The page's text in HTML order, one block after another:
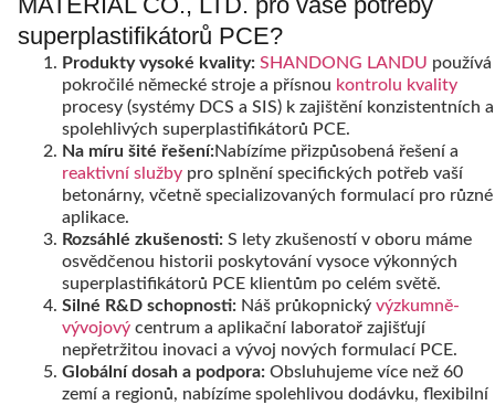
superplastifikátorů PCE?
Produkty vysoké kvality: SHANDONG LANDU používá
pokročilé německé stroje a přísnou kontrolu kvality
procesy (systémy DCS a SIS) k zajištění konzistentních a
spolehlivých superplastifikátorů PCE.
Na míru šité řešení:Nabízíme přizpůsobená řešení a
reaktivní služby pro splnění specifických potřeb vaší
betonárny, včetně specializovaných formulací pro různé
aplikace.
Rozsáhlé zkušenosti: S lety zkušeností v oboru máme
osvědčenou historii poskytování vysoce výkonných
superplastifikátorů PCE klientům po celém světě.
Silné R&D schopnosti: Náš průkopnický výzkumně-
vývojový centrum a aplikační laboratoř zajišťují
nepřetržitou inovaci a vývoj nových formulací PCE.
Globální dosah a podpora: Obsluhujeme více než 60
zemí a regionů, nabízíme spolehlivou dodávku, flexibilní